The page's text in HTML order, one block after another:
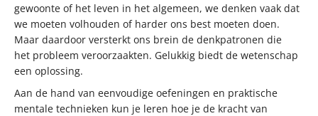
gewoonte of het leven in het algemeen, we denken vaak dat
we moeten volhouden of harder ons best moeten doen.
Maar daardoor versterkt ons brein de denkpatronen die
het probleem veroorzaakten. Gelukkig biedt de wetenschap
een oplossing.
Aan de hand van eenvoudige oefeningen en praktische
mentale technieken kun je leren hoe je de kracht van